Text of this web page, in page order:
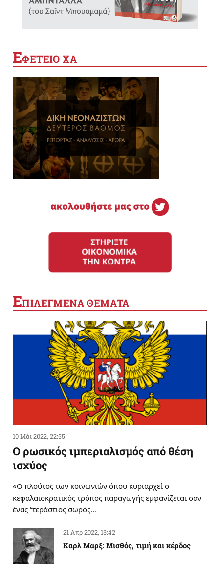
ΕΦΕΤΕΙΟ ΧΑ
ΕΠΙΛΕΓΜΕΝΑ ΘΕΜΑΤΑ
10 Μάι 2022, 22:55
Ο ρωσικός ιμπεριαλισμός από θέση
ισχύος
«Ο πλούτος των κοινωνιών όπου κυριαρχεί ο
κεφαλαιοκρατικός τρόπος παραγωγής εμφανίζεται σαν
ένας “τεράστιος σωρός…
21 Απρ 2022, 13:42
Καρλ Μαρξ: Μισθός, τιμή και κέρδος